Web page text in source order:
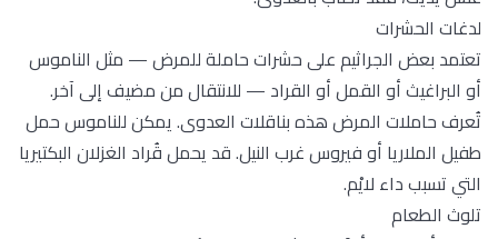
لدغات الحشرات
تعتمد بعض الجراثيم على حشرات حاملة للمرض — مثل الناموس
أو البراغيث أو القمل أو القراد — للانتقال من مضيف إلى آخر.
تُعرف حاملات المرض هذه بناقلات العدوى. يمكن للناموس حمل
طفيل الملاريا أو فيروس غرب النيل. قد يحمل قُراد الغزلان البكتيريا
التي تسبب داء لايْم.
تلوث الطعام